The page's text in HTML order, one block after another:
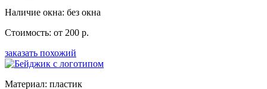
Наличие окна: без окна
Стоимость: от 200 р.
заказать похожий
Материал: пластик